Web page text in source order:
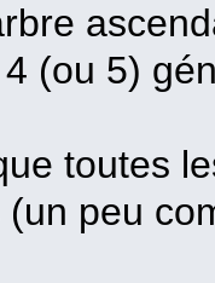
(ou 5)
toutes
(un peu